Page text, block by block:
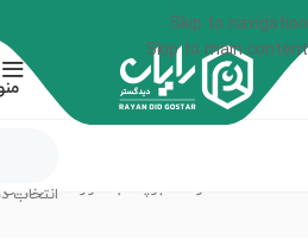
Skip to navigation
Skip to main content
انتخاب محصولات برچسب خورده